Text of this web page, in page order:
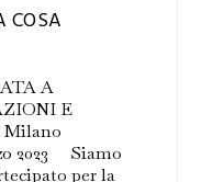
COSA
A
E
Milano
2023 Siamo
per la